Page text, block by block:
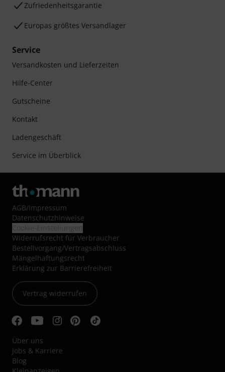
Zufriedenheitsgarantie
Europas größtes Versandlager
Service
Versandkosten und Lieferzeiten
Hilfe-Center
Gutscheine
Kontakt
Ladengeschäft
Service im Überblick
AGB/Impressum
Datenschutzhinweise
Widerrufsrecht für Verbraucher
Bestellvorgang/Vertragsabschluss
Mängelhaftungsrecht
Erklärung zur Barrierefreiheit
Vertrag widerrufen
Über uns
Jobs & Karriere
Blog